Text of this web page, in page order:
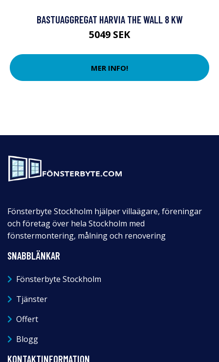
BASTUAGGREGAT HARVIA THE WALL 8 KW
5049 SEK
MER INFO!
Fönsterbyte Stockholm hjälper villaägare, föreningar
och företag över hela Stockholm med
fönstermontering, målning och renovering
SNABBLÄNKAR
Fönsterbyte Stockholm
Tjänster
Offert
Blogg
KONTAKTINFORMATION